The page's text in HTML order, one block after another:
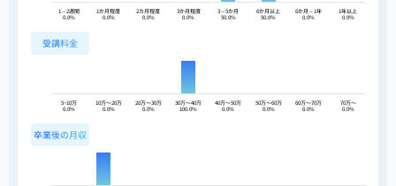
1～2週間
0.0%
1か月程度
0.0%
2カ月程度
0.0%
3か月程度
0.0%
3～5か月
50.0%
6か月以上
50.0%
6か月～1年
0.0%
1年以上
0.0%
受講料金
5~10万
0.0%
10万〜20万
0.0%
20万〜30万
0.0%
30万〜40万
100.0%
40万〜50万
0.0%
50万〜60万
0.0%
60万〜70万
0.0%
70万〜
0.0%
卒業後の月収